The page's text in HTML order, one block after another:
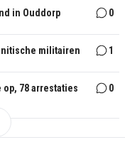
in Ouddorp 0
militairen 1
78 arrestaties 0